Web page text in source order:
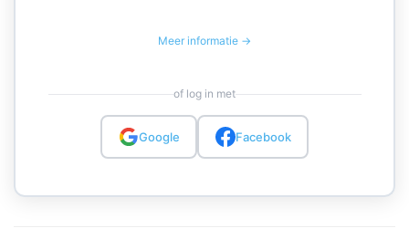
Meer informatie →
of log in met
Google Facebook